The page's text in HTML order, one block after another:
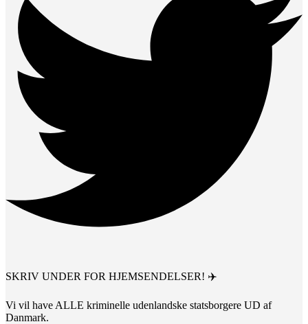
SKRIV UNDER FOR HJEMSENDELSER! ✈️
Vi vil have ALLE kriminelle udenlandske statsborgere UD af
Danmark.